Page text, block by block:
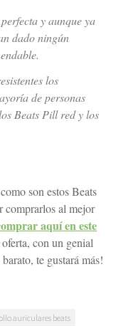
y aunque ya
dado ningún
los
de personas
Beats Pill red y los
son estos Beats
comprarlos al mejor
aquí en este
con un genial
te gustará más!
auriculares beats